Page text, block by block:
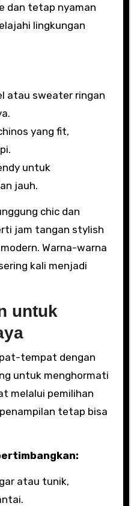
dan tetap nyaman
lingkungan
atau sweater ringan
yang fit,
untuk
jauh.
chic dan
jam tangan stylish
Warna-warna
kali menjadi
untuk
tempat dengan
untuk menghormati
melalui pemilihan
tetap bisa
atau tunik,